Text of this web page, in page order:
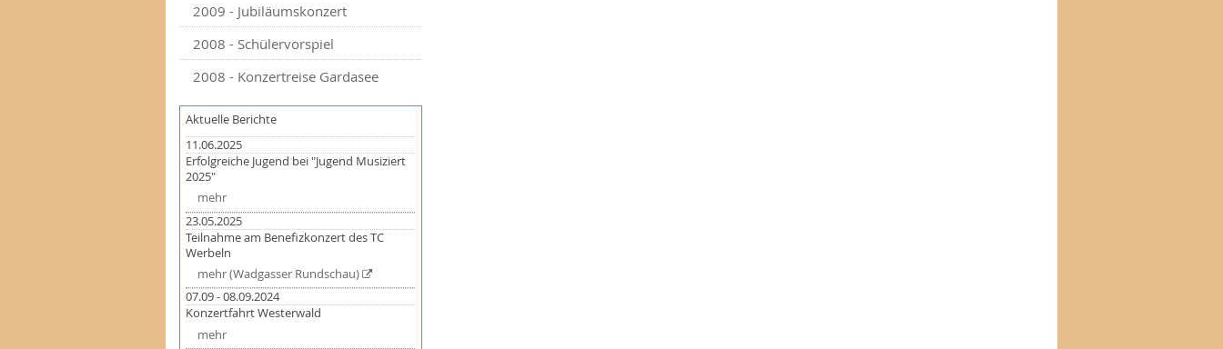
2009 - Jubiläumskonzert
2008 - Schülervorspiel
2008 - Konzertreise Gardasee
Aktuelle Berichte
11.06.2025
Erfolgreiche Jugend bei "Jugend Musiziert
2025"
mehr
23.05.2025
Teilnahme am Benefizkonzert des TC
Werbeln
mehr (Wadgasser Rundschau)
07.09 - 08.09.2024
Konzertfahrt Westerwald
mehr